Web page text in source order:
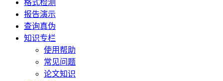
格式检测
报告演示
查询真伪
知识专栏
使用帮助
常见问题
论文知识